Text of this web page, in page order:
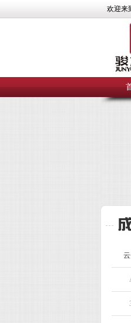
欢迎来